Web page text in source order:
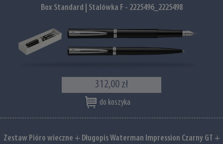
Box Standard | Stalówka F - 2225496_2225498
312,00 zł
do koszyka
Zestaw Pióro wieczne + Długopis Waterman Impression Czarny GT +